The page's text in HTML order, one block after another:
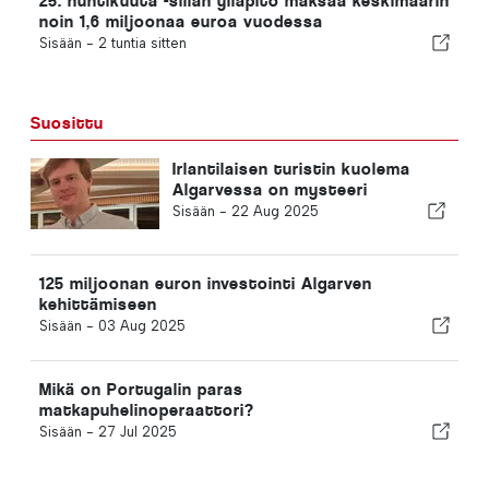
noin 1,6 miljoonaa euroa vuodessa
Sisään - 2 tuntia sitten
Suosittu
Irlantilaisen turistin kuolema
Algarvessa on mysteeri
Sisään - 22 Aug 2025
125 miljoonan euron investointi Algarven
kehittämiseen
Sisään - 03 Aug 2025
Mikä on Portugalin paras
matkapuhelinoperaattori?
Sisään - 27 Jul 2025